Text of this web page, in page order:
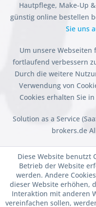
Hautpflege, Make-Up
günstig online bestellen
Sie uns
Um unsere
fortlaufend verbessern
Durch die weitere
Verwendung von
Cookies erhalten Sie
Solution as a Service
brokers.de
Diese Website benutzt
Betrieb der Website
werden. Andere
dieser Website erhöhen,
Interaktion mit anderen
vereinfachen sollen,